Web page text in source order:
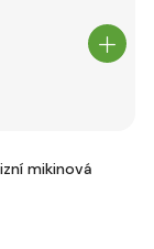
mikinová